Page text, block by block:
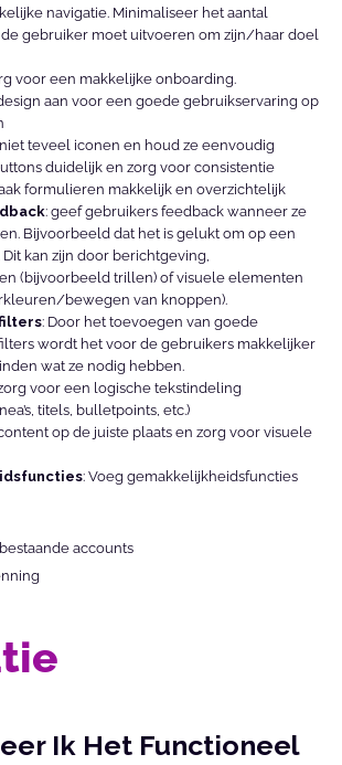
navigatie. Minimaliseer het aantal
gebruiker moet uitvoeren om zijn/haar doel
voor een makkelijke onboarding.
aan voor een goede gebruikservaring op
teveel iconen en houd ze eenvoudig
duidelijk en zorg voor consistentie
formulieren makkelijk en overzichtelijk
: geef gebruikers feedback wanneer ze
Bijvoorbeeld dat het is gelukt om op een
kan zijn door berichtgeving,
(bijvoorbeeld trillen) of visuele elementen
bewegen van knoppen).
: Door het toevoegen van goede
wordt het voor de gebruikers makkelijker
wat ze nodig hebben.
voor een logische tekstindeling
titels, bulletpoints, etc.)
op de juiste plaats en zorg voor visuele
: Voeg gemakkelijkheidsfuncties
accounts
Ik Het Functioneel